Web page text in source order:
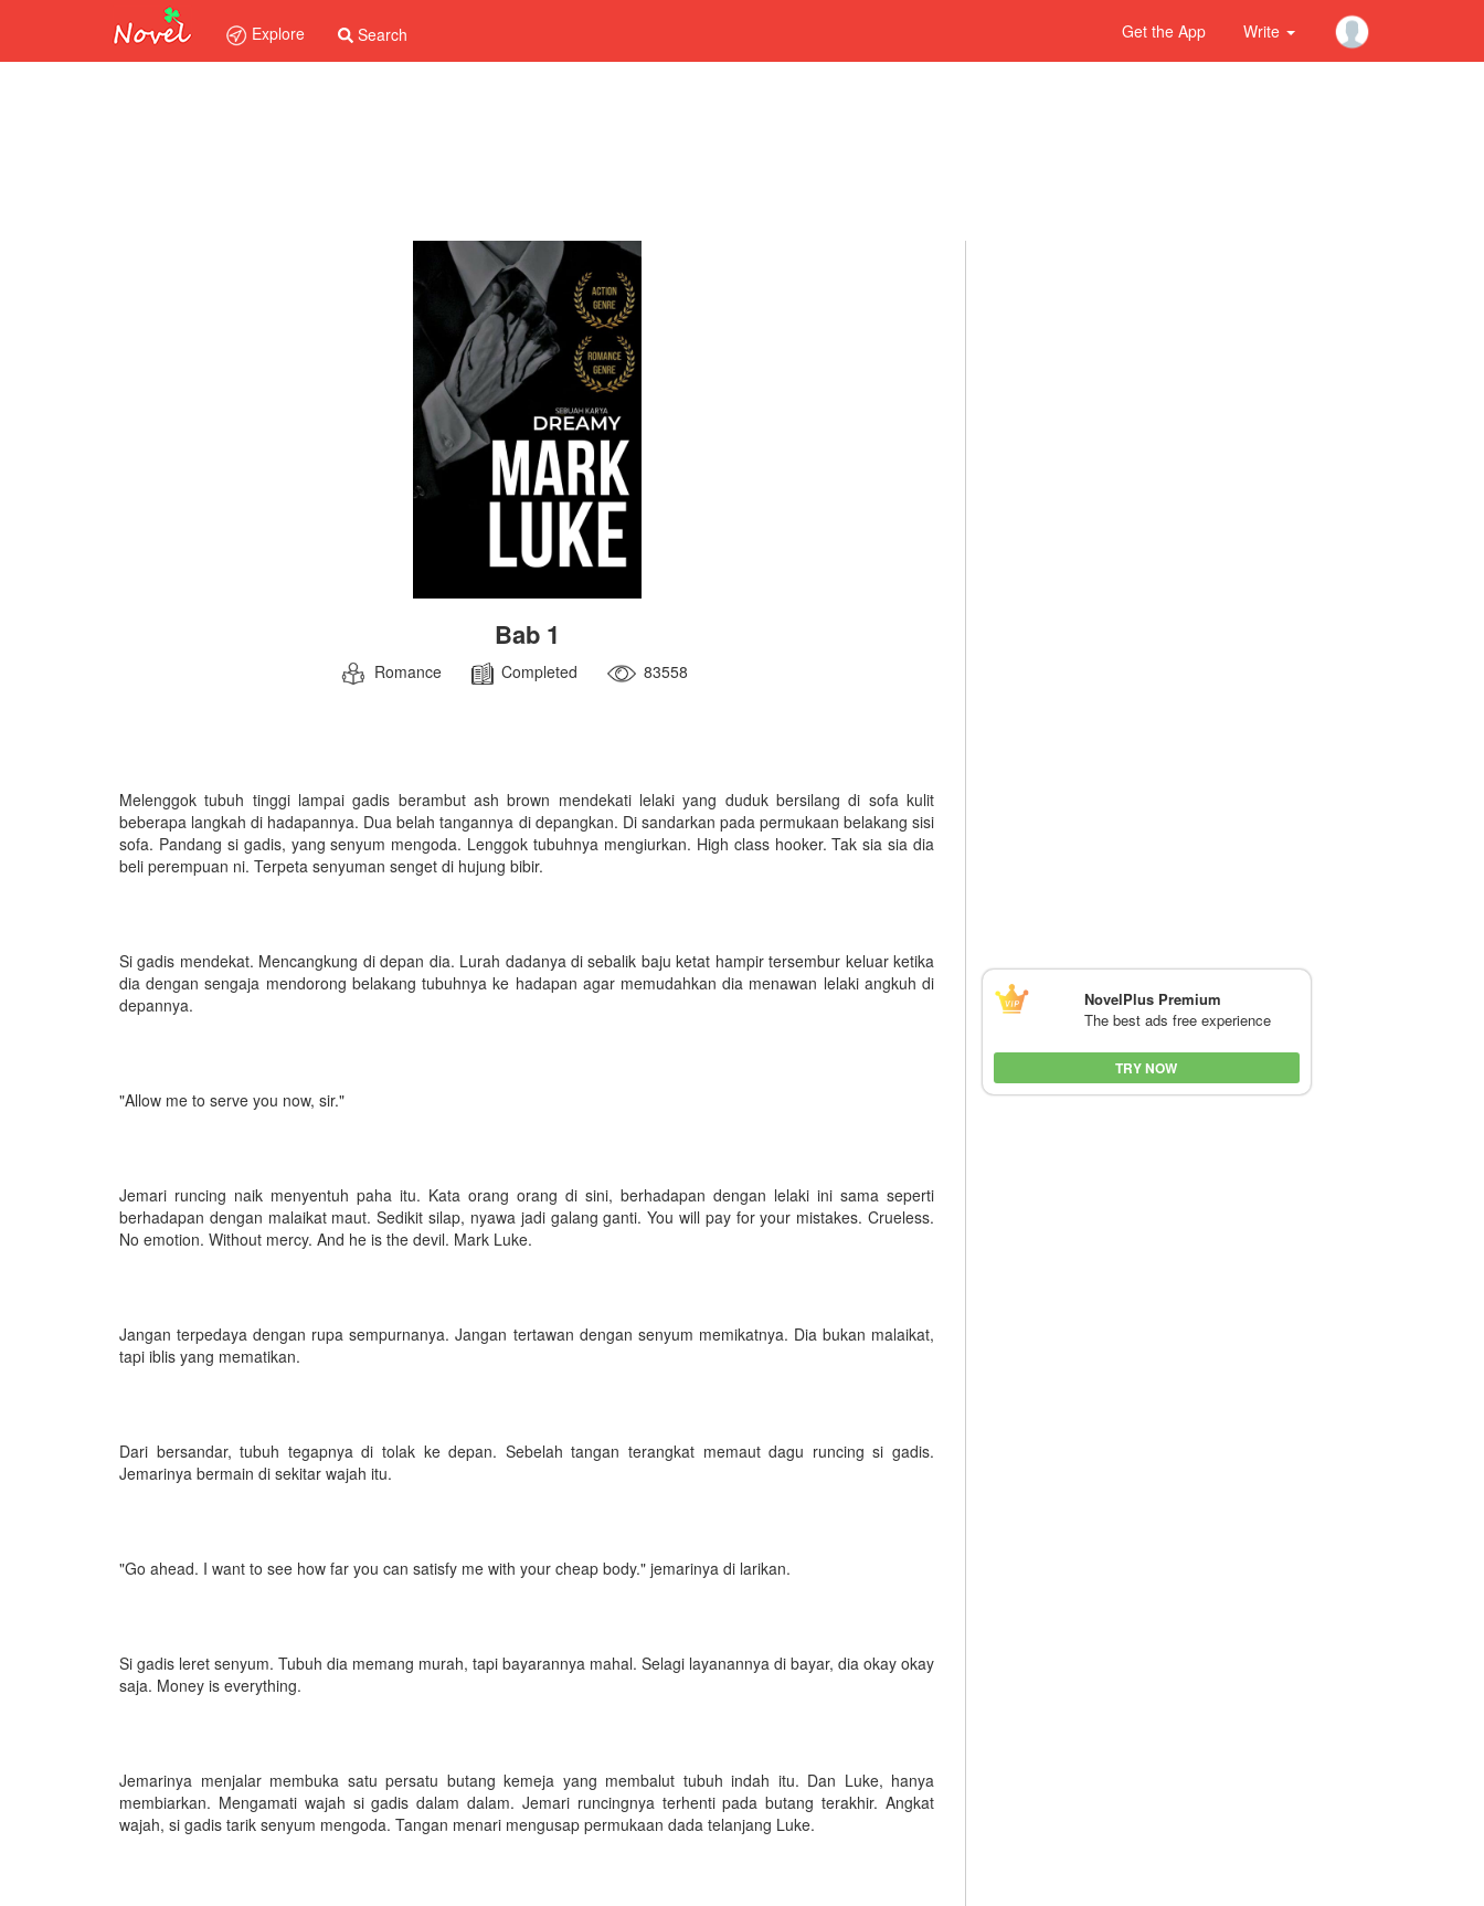
Explore Search Get the App Write
Bab 1
Romance Completed 83558
Melenggok tubuh tinggi lampai gadis berambut ash brown mendekati lelaki yang duduk bersilang di sofa kulit
beberapa langkah di hadapannya. Dua belah tangannya di depangkan. Di sandarkan pada permukaan belakang sisi
sofa. Pandang si gadis, yang senyum mengoda. Lenggok tubuhnya mengiurkan. High class hooker. Tak sia sia dia
beli perempuan ni. Terpeta senyuman senget di hujung bibir.
Si gadis mendekat. Mencangkung di depan dia. Lurah dadanya di sebalik baju ketat hampir tersembur keluar ketika
dia dengan sengaja mendorong belakang tubuhnya ke hadapan agar memudahkan dia menawan lelaki angkuh di
depannya.
"Allow me to serve you now, sir."
Jemari runcing naik menyentuh paha itu. Kata orang orang di sini, berhadapan dengan lelaki ini sama seperti
berhadapan dengan malaikat maut. Sedikit silap, nyawa jadi galang ganti. You will pay for your mistakes. Crueless.
No emotion. Without mercy. And he is the devil. Mark Luke.
Jangan terpedaya dengan rupa sempurnanya. Jangan tertawan dengan senyum memikatnya. Dia bukan malaikat,
tapi iblis yang mematikan.
Dari bersandar, tubuh tegapnya di tolak ke depan. Sebelah tangan terangkat memaut dagu runcing si gadis.
Jemarinya bermain di sekitar wajah itu.
"Go ahead. I want to see how far you can satisfy me with your cheap body." jemarinya di larikan.
Si gadis leret senyum. Tubuh dia memang murah, tapi bayarannya mahal. Selagi layanannya di bayar, dia okay okay
saja. Money is everything.
Jemarinya menjalar membuka satu persatu butang kemeja yang membalut tubuh indah itu. Dan Luke, hanya
membiarkan. Mengamati wajah si gadis dalam dalam. Jemari runcingnya terhenti pada butang terakhir. Angkat
wajah, si gadis tarik senyum mengoda. Tangan menari mengusap permukaan dada telanjang Luke.
NovelPlus Premium
The best ads free experience
TRY NOW